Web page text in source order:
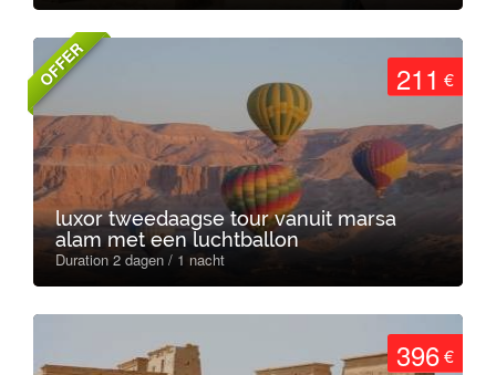
OFFER 211 €
luxor tweedaagse tour vanuit marsa
alam met een luchtballon
Duration 2 dagen / 1 nacht
396€